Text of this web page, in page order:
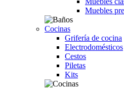
Muebles
Cocinas
Grifería de cocina
Electrodomésticos
Cestos
Piletas
Kits